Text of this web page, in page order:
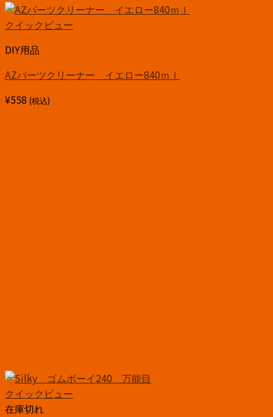
クイックビュー
DIY用品
AZパーツクリーナー イエロー840ｍｌ
¥558 (税込)
クイックビュー
在庫切れ